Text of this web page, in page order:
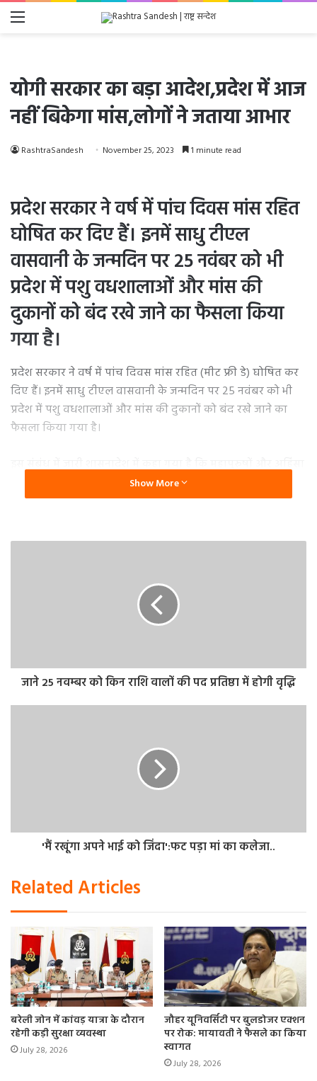
Menu
योगी सरकार का बड़ा आदेश,प्रदेश में आज
नहीं बिकेगा मांस,लोगों ने जताया आभार
RashtraSandesh November 25, 2023 1 minute read
प्रदेश सरकार ने वर्ष में पांच दिवस मांस रहित
घोषित कर दिए हैं। इनमें साधु टीएल
वासवानी के जन्मदिन पर 25 नवंबर को भी
प्रदेश में पशु वधशालाओं और मांस की
दुकानों को बंद रखे जाने का फैसला किया
गया है।
प्रदेश सरकार ने वर्ष में पांच दिवस मांस रहित (मीट फ्री डे) घोषित कर
दिए हैं। इनमें साधु टीएल वासवानी के जन्मदिन पर 25 नवंबर को भी
प्रदेश में पशु वधशालाओं और मांस की दुकानों को बंद रखे जाने का
फैसला किया गया है।
के सिद्धांत का प्रतिपादन करने वाले युग पुरुषों के जन्म दिवसों और
कुछ प्रमुख धार्मिक पर्वों को अभय व अहिंसा दिवस के रूप में मनाया
टीएल वासवानी और शिवरात्रि के महापर्व पर प्रदेश की सभी स्थानीय
अब साधु टीएल वासवानी के जन्मदिन 25 नवंबर 2023 को भी मांस
रहित दिवस घोषित करते हुए प्रदेश की सभी नगर निकायों में स्थित पशु
गया है।
उधर, उत्तर प्रदेश सिंधी अकादमी के नानक चंद लखमानी, सिंधु सभा के
संगवानी सहित तमाम लोगों ने इस पर मुख्यमंत्री योगी आदित्यनाथ का
Show More
जाने 25 नवम्बर को किन राशि वालों की पद प्रतिष्ठा में होगी वृद्धि
'मैं रखूंगा अपने भाई को जिंदा':फट पड़ा मां का कलेजा..
Related Articles
बरेली जोन में कांवड़ यात्रा के दौरान
रहेगी कड़ी सुरक्षा व्यवस्था
July 28, 2026
जौहर यूनिवर्सिटी पर बुलडोजर एक्शन
पर रोक: मायावती ने फैसले का किया
स्वागत
July 28, 2026